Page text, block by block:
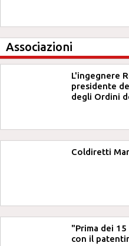
Associazioni
L'ingegnere
presidente
degli Ordini
Coldiretti
"Prima dei
con il